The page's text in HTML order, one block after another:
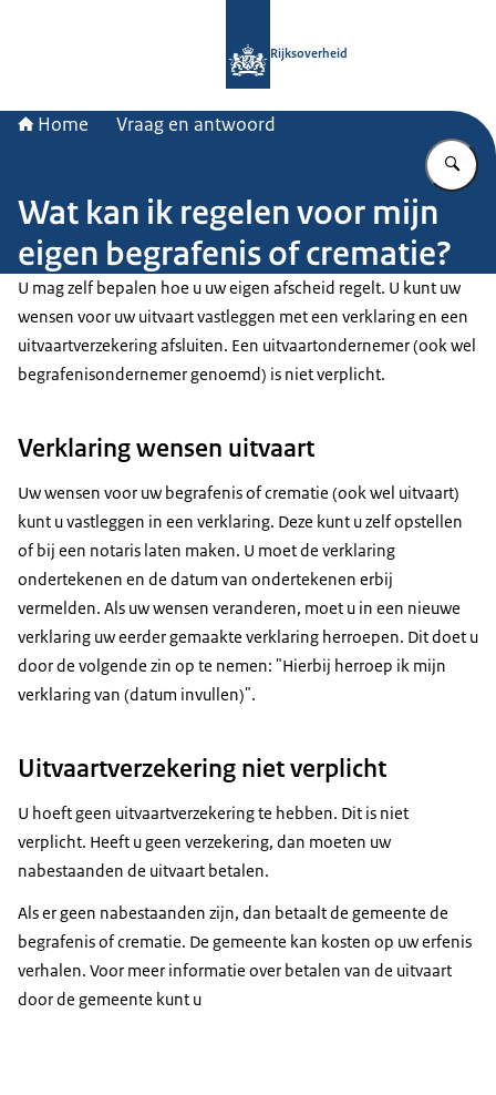
Rijksoverheid
Home Vraag en antwoord
Wat kan ik regelen voor mijn
eigen begrafenis of crematie?
U mag zelf bepalen hoe u uw eigen afscheid regelt. U kunt uw
wensen voor uw uitvaart vastleggen met een verklaring en een
uitvaartverzekering afsluiten. Een uitvaartondernemer (ook wel
begrafenisondernemer genoemd) is niet verplicht.
Verklaring wensen uitvaart
Uw wensen voor uw begrafenis of crematie (ook wel uitvaart)
kunt u vastleggen in een verklaring. Deze kunt u zelf opstellen
of bij een notaris laten maken. U moet de verklaring
ondertekenen en de datum van ondertekenen erbij
vermelden. Als uw wensen veranderen, moet u in een nieuwe
verklaring uw eerder gemaakte verklaring herroepen. Dit doet u
door de volgende zin op te nemen: "Hierbij herroep ik mijn
verklaring van (datum invullen)".
Uitvaartverzekering niet verplicht
U hoeft geen uitvaartverzekering te hebben. Dit is niet
verplicht. Heeft u geen verzekering, dan moeten uw
nabestaanden de uitvaart betalen.
Als er geen nabestaanden zijn, dan betaalt de gemeente de
begrafenis of crematie. De gemeente kan kosten op uw erfenis
verhalen. Voor meer informatie over betalen van de uitvaart
door de gemeente kunt u